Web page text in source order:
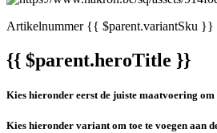
Artikelnummer{{ $parent.variantSku }}
{{ $parent.heroTitle }}
Kies hieronder eerst de juiste maatvoering
Kies hieronder variant om toe te voegen aan